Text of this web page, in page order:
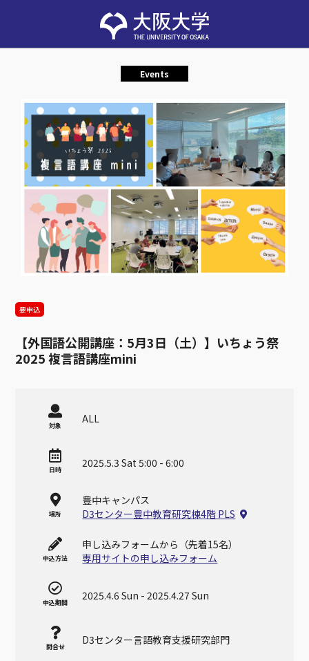
Events
要申込
【外国語公開講座：5月3日（土）】いちょう祭
2025 複言語講座mini
対象
ALL
日時
2025.5.3 Sat 5:00 - 6:00
場所
豊中キャンパス
D3センター豊中教育研究棟4階 PLS
申込方法
申し込みフォームから（先着15名）
専用サイトの申し込みフォーム
申込期間
2025.4.6 Sun -2025.4.27 Sun
問合せ
D3センター言語教育支援研究部門